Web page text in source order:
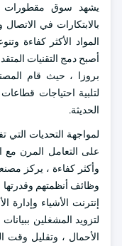
يشهد سوق مقطورات
بالابتكارات في
المواد الأكثر كفاءة
أصبح دمج التقنيات
بروزا ، حيث قام
لتلبية احتياجات قطاعات
الحديثة.
لمواجهة التحديات التي
على التعامل المرن مع
وأكثر كفاءة ، يركز
وظائف أنظمتهم
إنترنت الأشياء وإدارة
لتزويد المشغلين
الأحمال ، وتقليل